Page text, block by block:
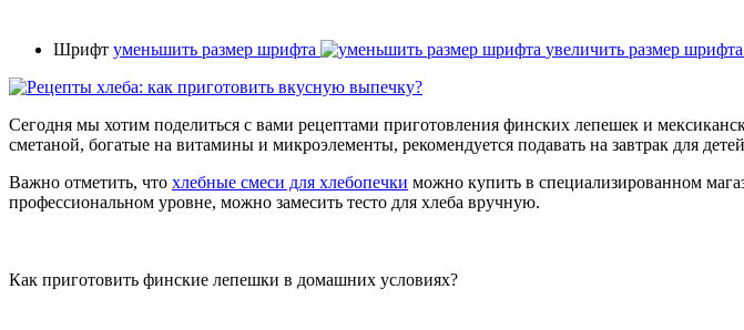
Шрифт уменьшить размер шрифта увеличить размер шрифта
Сегодня мы хотим поделиться с вами рецептами приготовления финских лепешек и
сметаной, богатые на витамины и микроэлементы, рекомендуется подавать на завтрак для
Важно отметить, что хлебные смеси для хлебопечки можно купить в специализированном
профессиональном уровне, можно замесить тесто для хлеба вручную.
Как приготовить финские лепешки в домашних условиях?